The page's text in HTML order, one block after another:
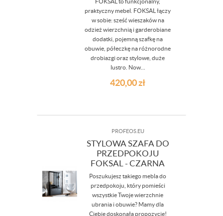
praktyczny mebel. FOKSAL łączy
w sobie: sześć wieszaków na
odzież wierzchnią i garderobiane
dodatki, pojemną szafkę na
obuwie, półeczkę na różnorodne
drobiazgi oraz stylowe, duże
lustro. Now...
420,00zł
PROFEOS.EU
STYLOWA SZAFA DO
PRZEDPOKOJU
FOKSAL - CZARNA
Poszukujesz takiego mebla do
przedpokoju, który pomieści
wszystkie Twoje wierzchnie
ubrania i obuwie? Mamy dla
Ciebie doskonałą propozycję!